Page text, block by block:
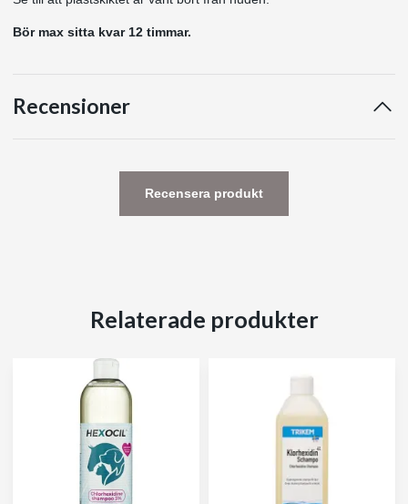
Bör max sitta kvar 12 timmar.
Recensioner
Recensera produkt
Relaterade produkter